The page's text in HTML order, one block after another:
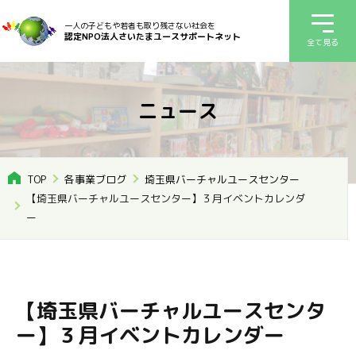
一人の子どもや若者も取り残さない社会を
認定NPO法人さいたまユースサポートネット 全て見る
ニュース
TOP 各事業ブログ
埼玉県バーチャルユースセンター
【埼玉県バーチャルユースセンター】３月イベントカレンダ
ー
【埼玉県バーチャルユースセンタ
ー】３月イベントカレンダー